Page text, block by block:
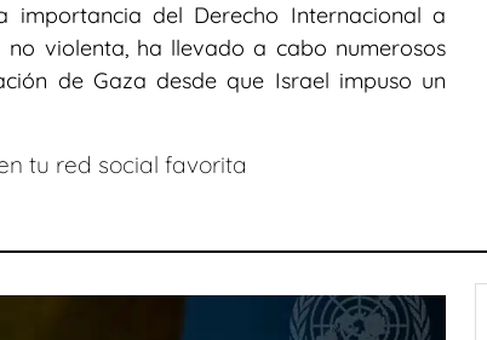
del Derecho Internacional a
violenta, ha llevado a cabo numerosos
de Gaza desde que Israel impuso un
tu red social favorita